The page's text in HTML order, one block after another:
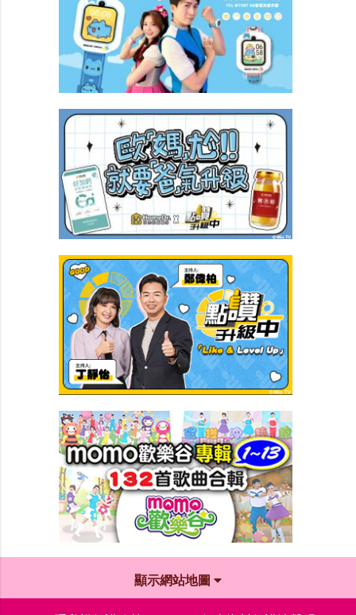
顯示網站地圖